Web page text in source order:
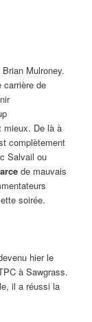
Mulroney.
carrière de
mieux. De là à
complètement
Salvail ou
de mauvais
soirée.
hier le
à Sawgrass.
il a réussi la